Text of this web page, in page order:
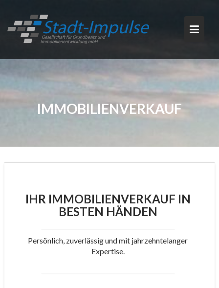
content
IMMOBILIENVERKAUF
IHR IMMOBILIENVERKAUF IN
BESTEN HÄNDEN
Persönlich, zuverlässig und mit jahrzehntelanger
Expertise.